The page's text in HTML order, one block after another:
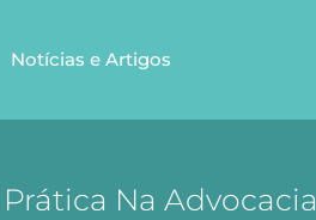
Notícias e Artigos
Na